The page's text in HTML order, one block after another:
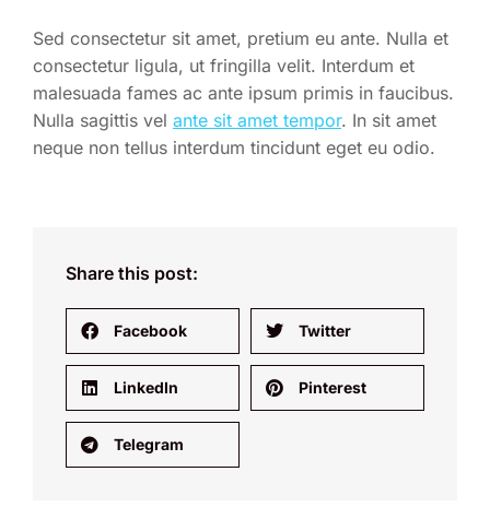
Sed consectetur sit amet, pretium eu ante. Nulla et
consectetur ligula, ut fringilla velit. Interdum et
malesuada fames ac ante ipsum primis in faucibus.
Nulla sagittis vel ante sit amet tempor. In sit amet
neque non tellus interdum tincidunt eget eu odio.
Share this post:
Facebook Twitter
LinkedIn Pinterest
Telegram